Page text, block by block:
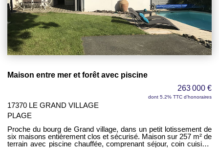
Maison entre mer et forêt avec piscine
263 000 €
dont 5.2% TTC d'honoraires
17370 LE GRAND VILLAGE
PLAGE
Proche du bourg de Grand village, dans un petit lotissement de
six maisons entièrement clos et sécurisé. Maison sur 257 m² de
terrain avec piscine chauffée, comprenant séjour, coin cuisine,